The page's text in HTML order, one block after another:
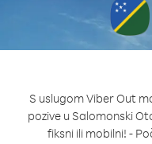
S uslugom Viber Out
pozive u Salomonski
fiksni ili mobilni! -